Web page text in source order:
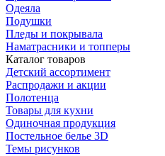
Одеяла
Подушки
Пледы и покрывала
Наматрасники и топперы
Каталог товаров
Детский ассортимент
Распродажи и акции
Полотенца
Товары для кухни
Одиночная продукция
Постельное белье 3D
Темы рисунков